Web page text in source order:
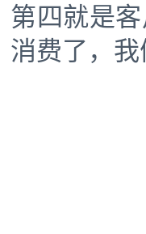
第四就是
消费了，